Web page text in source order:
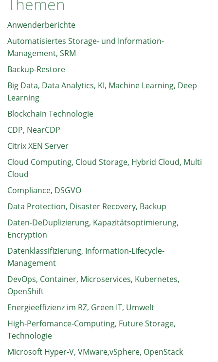
Themen
Anwenderberichte
Automatisiertes Storage- und Information-
Management, SRM
Backup-Restore
Big Data, Data Analytics, KI, Machine Learning, Deep
Learning
Blockchain Technologie
CDP, NearCDP
Citrix XEN Server
Cloud Computing, Cloud Storage, Hybrid Cloud, Multi
Cloud
Compliance, DSGVO
Data Protection, Disaster Recovery, Backup
Daten-DeDuplizierung, Kapazitätsoptimierung,
Encryption
Datenklassifizierung, Information-Lifecycle-
Management
DevOps, Container, Microservices, Kubernetes,
OpenShift
Energieeffizienz im RZ, Green IT, Umwelt
High-Perfomance-Computing, Future Storage,
Technologie
Microsoft Hyper-V, VMware,vSphere, OpenStack